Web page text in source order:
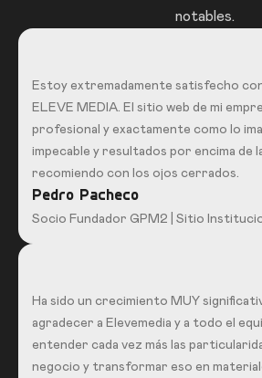
notables.
Estoy extremadamente satisfecho
ELEVE MEDIA. El sitio web de mi
profesional y exactamente como lo
impecable y resultados por encima de
recomiendo con los ojos cerrados.
Pedro Pacheco
Socio Fundador GPM2 | Sitio
Ha sido un crecimiento MUY
agradecer a Elevemedia y a todo el
entender cada vez más las
negocio y transformar eso en